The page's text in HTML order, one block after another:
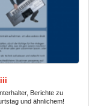
Berichte zu
und ähnlichem!